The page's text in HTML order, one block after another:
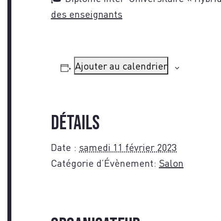
des enseignants
Ajouter au calendrier
Détails
Date : samedi 11 février 2023
Catégorie d’Évènement: Salon